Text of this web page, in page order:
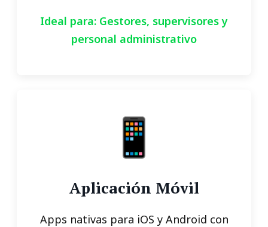
Ideal para: Gestores, supervisores y
personal administrativo
📱
Aplicación Móvil
Apps nativas para iOS y Android con